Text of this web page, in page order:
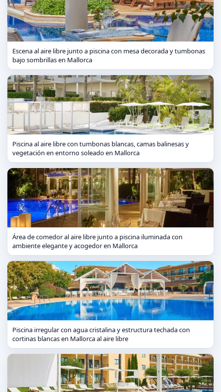
Escena al aire libre junto a piscina con mesa decorada y tumbonas
bajo sombrillas en Mallorca
Piscina al aire libre con tumbonas blancas, camas balinesas y
vegetación en entorno soleado en Mallorca
Área de comedor al aire libre junto a piscina iluminada con
ambiente elegante y acogedor en Mallorca
Piscina irregular con agua cristalina y estructura techada con
cortinas blancas en Mallorca al aire libre